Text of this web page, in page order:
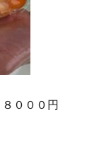
０００円